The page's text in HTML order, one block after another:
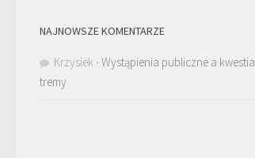
NAJNOWSZE KOMENTARZE
Krzysiek-Wystąpienia publiczne a kwestia
tremy